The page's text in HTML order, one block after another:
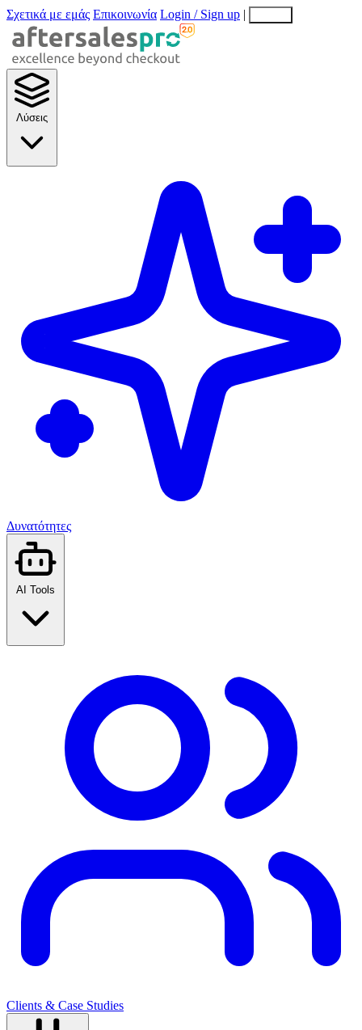
Σχετικά με εμάς Επικοινωνία Login / Sign up |
Λύσεις
Δυνατότητες
AI Tools
Clients & Case Studies